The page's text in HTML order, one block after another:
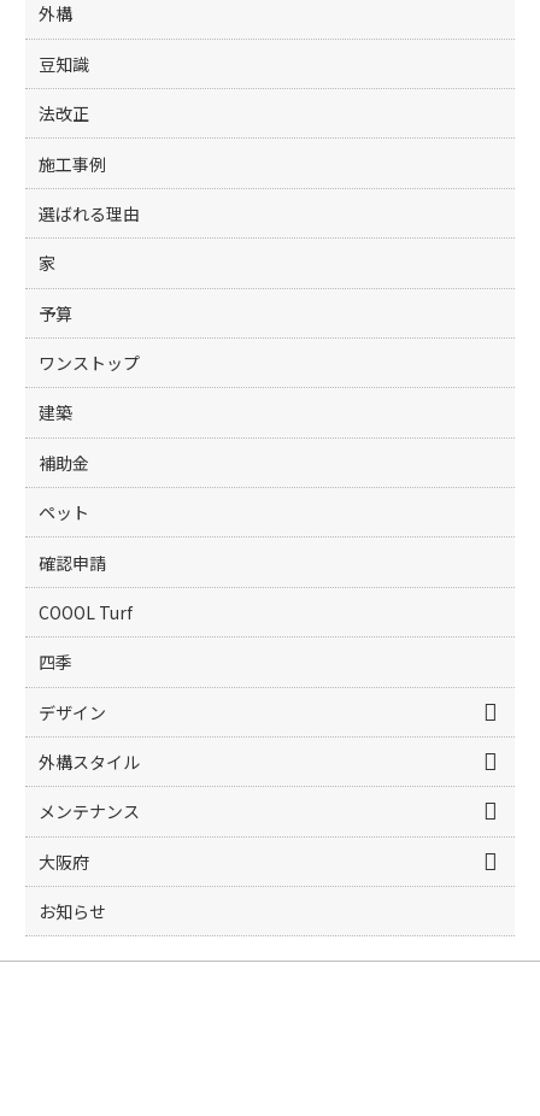
外構
豆知識
法改正
施工事例
選ばれる理由
家
予算
ワンストップ
建築
補助金
ペット
確認申請
COOOL Turf
四季
デザイン
外構スタイル
メンテナンス
大阪府
お知らせ